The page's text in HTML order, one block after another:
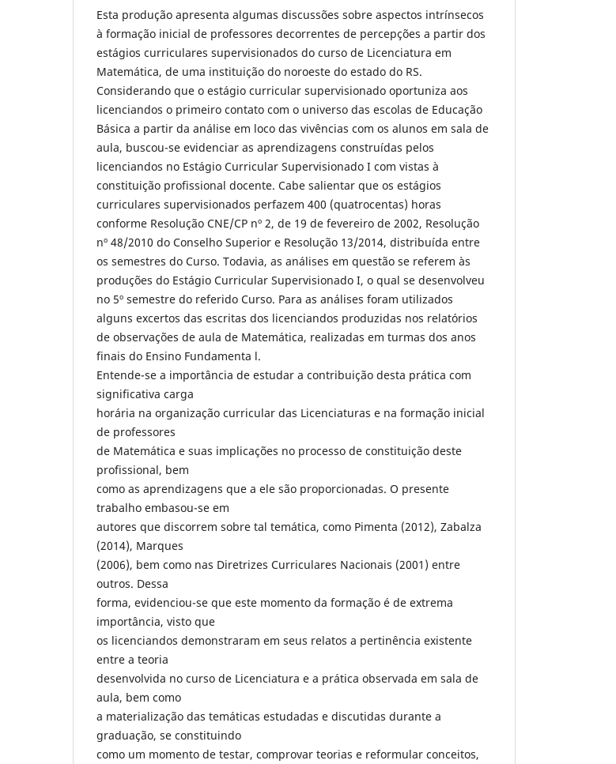
Esta produção apresenta algumas discussões sobre aspectos intrínsecos
à formação inicial de professores decorrentes de percepções a partir dos
estágios curriculares supervisionados do curso de Licenciatura em
Matemática, de uma instituição do noroeste do estado do RS.
Considerando que o estágio curricular supervisionado oportuniza aos
licenciandos o primeiro contato com o universo das escolas de Educação
Básica a partir da análise em loco das vivências com os alunos em sala de
aula, buscou-se evidenciar as aprendizagens construídas pelos
licenciandos no Estágio Curricular Supervisionado I com vistas à
constituição profissional docente. Cabe salientar que os estágios
curriculares supervisionados perfazem 400 (quatrocentas) horas
conforme Resolução CNE/CP nº 2, de 19 de fevereiro de 2002, Resolução
nº 48/2010 do Conselho Superior e Resolução 13/2014, distribuída entre
os semestres do Curso. Todavia, as análises em questão se referem às
produções do Estágio Curricular Supervisionado I, o qual se desenvolveu
no 5º semestre do referido Curso. Para as análises foram utilizados
alguns excertos das escritas dos licenciandos produzidas nos relatórios
de observações de aula de Matemática, realizadas em turmas dos anos
finais do Ensino Fundamenta l.
Entende-se a importância de estudar a contribuição desta prática com
significativa carga
horária na organização curricular das Licenciaturas e na formação inicial
de professores
de Matemática e suas implicações no processo de constituição deste
profissional, bem
como as aprendizagens que a ele são proporcionadas. O presente
trabalho embasou-se em
autores que discorrem sobre tal temática, como Pimenta (2012), Zabalza
(2014), Marques
(2006), bem como nas Diretrizes Curriculares Nacionais (2001) entre
outros. Dessa
forma, evidenciou-se que este momento da formação é de extrema
importância, visto que
os licenciandos demonstraram em seus relatos a pertinência existente
entre a teoria
desenvolvida no curso de Licenciatura e a prática observada em sala de
aula, bem como
a materialização das temáticas estudadas e discutidas durante a
graduação, se constituindo
como um momento de testar, comprovar teorias e reformular conceitos,